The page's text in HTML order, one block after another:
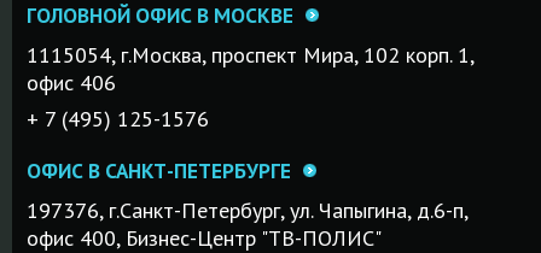
ГОЛОВНОЙ ОФИС В МОСКВЕ
1115054, г.Mосква, проспект Мира, 102 корп. 1,
офис 406
+ 7 (495) 125-1576
ОФИС В САНКТ-ПЕТЕРБУРГЕ
197376, г.Санкт-Петербург, ул. Чапыгина, д.6-п,
офис 400, Бизнес-Центр "ТВ-ПОЛИС"